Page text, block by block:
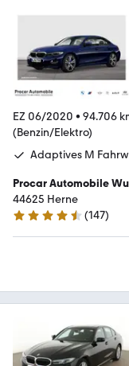
EZ 06/2020 • 94.706
(Benzin/Elektro)
Adaptives M
Procar Automobile
44625 Herne
4.3 Sterne
(147)